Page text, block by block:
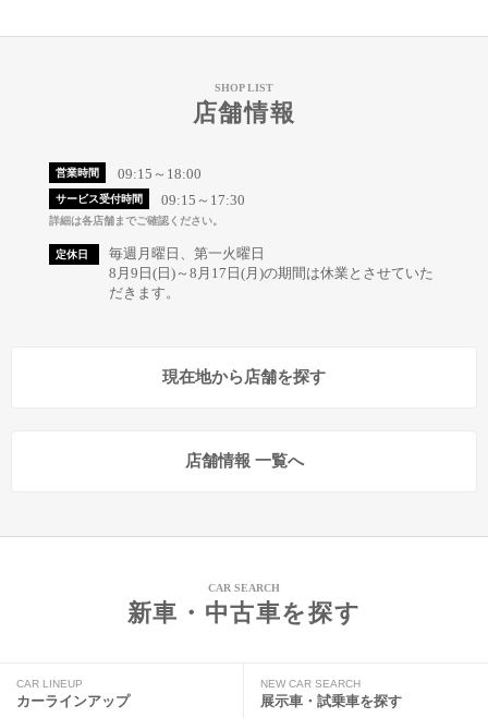
SHOP LIST
店舗情報
営業時間 09:15～18:00
サービス受付時間 09:15～17:30
詳細は各店舗までご確認ください。
定休日
毎週月曜日、第一火曜日
8月9日(日)～8月17日(月)の期間は休業とさせていた
だきます。
現在地から店舗を探す
店舗情報 一覧へ
CAR SEARCH
新車・中古車を探す
CAR LINEUP
カーラインアップ
NEW CAR SEARCH
展示車・試乗車を探す